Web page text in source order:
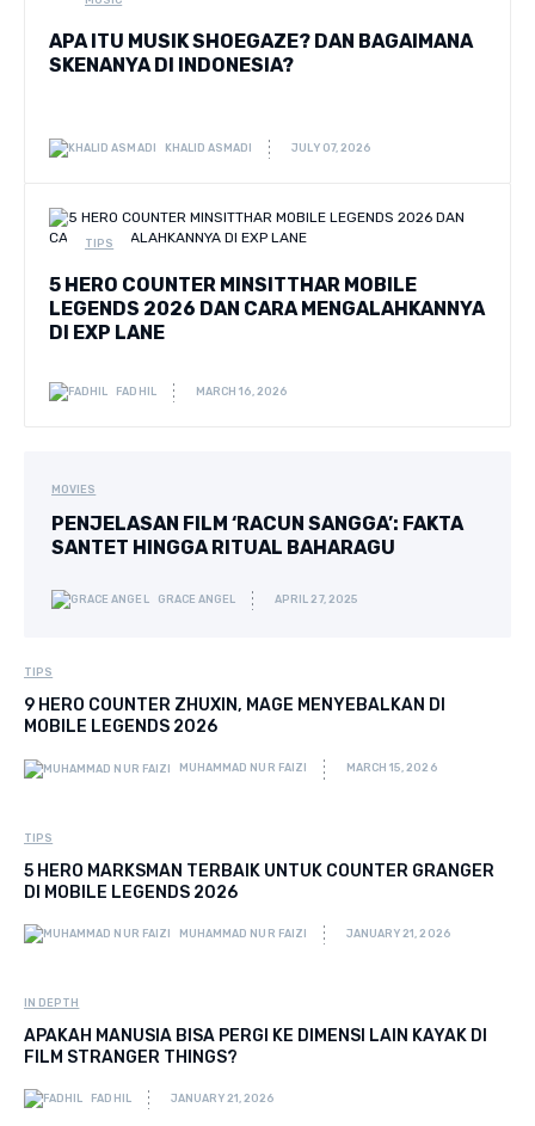
Lifestyle
In Depth
Tips
FroyonionHQ
APA ITU MUSIK SHOEGAZE? DAN BAGAIMANA
SKENANYA DI INDONESIA?
KHALID ASMADI JULY 07, 2026
TIPS
5 HERO COUNTER MINSITTHAR MOBILE
LEGENDS 2026 DAN CARA MENGALAHKANNYA
DI EXP LANE
FADHIL MARCH 16, 2026
MOVIES
PENJELASAN FILM ‘RACUN SANGGA’: FAKTA
SANTET HINGGA RITUAL BAHARAGU
GRACE ANGEL APRIL 27, 2025
TIPS
9 HERO COUNTER ZHUXIN, MAGE MENYEBALKAN DI
MOBILE LEGENDS 2026
MUHAMMAD NUR FAIZI MARCH 15, 2026
TIPS
5 HERO MARKSMAN TERBAIK UNTUK COUNTER GRANGER
DI MOBILE LEGENDS 2026
MUHAMMAD NUR FAIZI JANUARY 21, 2026
IN DEPTH
APAKAH MANUSIA BISA PERGI KE DIMENSI LAIN KAYAK DI
FILM STRANGER THINGS?
FADHIL JANUARY 21, 2026